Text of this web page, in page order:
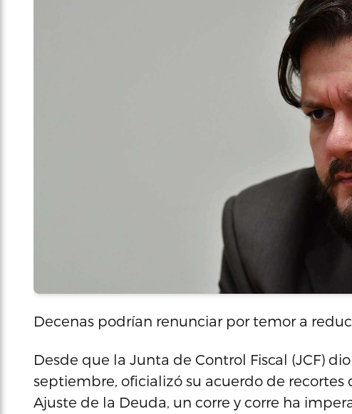
Decenas podrían renunciar por temor a
Desde que la Junta de Control Fiscal (JCF)
septiembre, oficializó su acuerdo de
Ajuste de la Deuda, un corre y corre ha